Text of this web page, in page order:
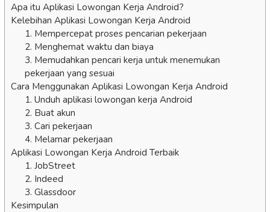
Apa itu Aplikasi Lowongan Kerja Android?
Kelebihan Aplikasi Lowongan Kerja Android
1. Mempercepat proses pencarian pekerjaan
2. Menghemat waktu dan biaya
3. Memudahkan pencari kerja untuk menemukan
pekerjaan yang sesuai
Cara Menggunakan Aplikasi Lowongan Kerja Android
1. Unduh aplikasi lowongan kerja Android
2. Buat akun
3. Cari pekerjaan
4. Melamar pekerjaan
Aplikasi Lowongan Kerja Android Terbaik
1. JobStreet
2. Indeed
3. Glassdoor
Kesimpulan